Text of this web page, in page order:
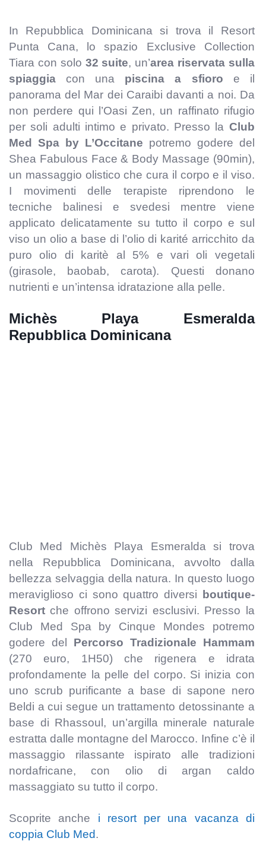
In Repubblica Dominicana si trova il Resort
Punta Cana, lo spazio Exclusive Collection
Tiara con solo 32 suite, un’area riservata sulla
spiaggia con una piscina a sfioro e il
panorama del Mar dei Caraibi davanti a noi. Da
non perdere qui l’Oasi Zen, un raffinato rifugio
per soli adulti intimo e privato. Presso la Club
Med Spa by L’Occitane potremo godere del
Shea Fabulous Face & Body Massage (90min),
un massaggio olistico che cura il corpo e il viso.
I movimenti delle terapiste riprendono le
tecniche balinesi e svedesi mentre viene
applicato delicatamente su tutto il corpo e sul
viso un olio a base di l’olio di karité arricchito da
puro olio di karitè al 5% e vari oli vegetali
(girasole, baobab, carota). Questi donano
nutrienti e un’intensa idratazione alla pelle.
Michès Playa Esmeralda
Repubblica Dominicana
Club Med Michès Playa Esmeralda si trova
nella Repubblica Dominicana, avvolto dalla
bellezza selvaggia della natura. In questo luogo
meraviglioso ci sono quattro diversi
boutique-
Resort che offrono servizi esclusivi. Presso la
Club Med Spa by Cinque Mondes potremo
godere del Percorso Tradizionale Hammam
(270 euro, 1H50) che rigenera e idrata
profondamente la pelle del corpo. Si inizia con
uno scrub purificante a base di sapone nero
Beldi a cui segue un trattamento detossinante a
base di Rhassoul, un’argilla minerale naturale
estratta dalle montagne del Marocco. Infine c’è il
massaggio rilassante ispirato alle tradizioni
nordafricane, con olio di argan caldo
massaggiato su tutto il corpo.
Scoprite anche i resort per una vacanza di
coppia Club Med.